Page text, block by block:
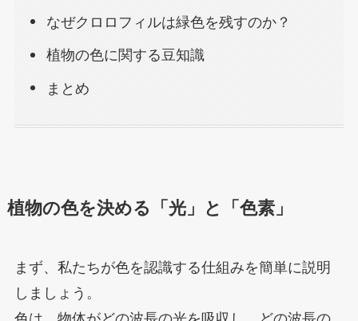
なぜクロロフィルは緑色を残すのか？
植物の色に関する豆知識
まとめ
植物の色を決める「光」と「色素」
まず、私たちが色を認識する仕組みを簡単に説明
しましょう。